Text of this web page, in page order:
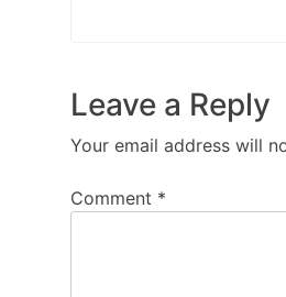
Leave a Reply
Your email address will
Comment *